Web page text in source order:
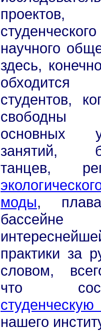
проектов,
студенческого
научного
здесь,
студентов,
основных
занятий,
танцев,
моды,
практики за
словом,
что
нашего